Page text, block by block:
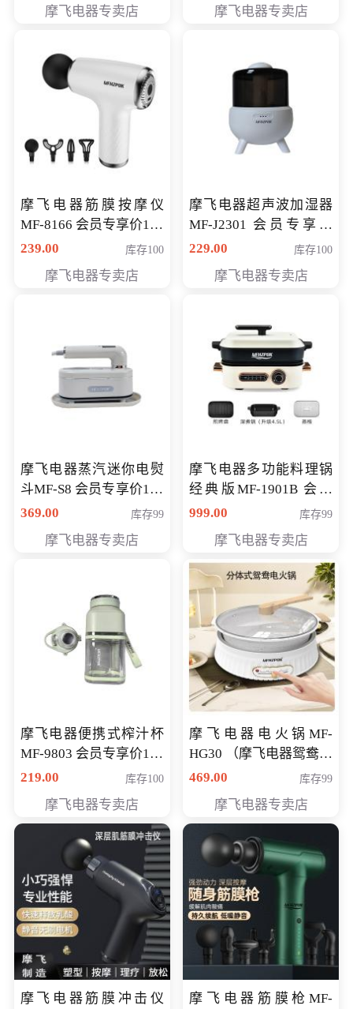
摩飞电器专卖店 摩飞电器专卖店
摩飞电器筋膜按摩仪
MF-8166 会员专享价168
元
239.00 库存100
摩飞电器专卖店
摩飞电器超声波加湿器
MF-J2301 会员专享价
168元
229.00 库存100
摩飞电器专卖店
摩飞电器蒸汽迷你电熨
斗MF-S8 会员专享价168
元
369.00 库存99
摩飞电器专卖店
摩飞电器多功能料理锅
经典版MF-1901B 会员
专享价399元
999.00 库存99
摩飞电器专卖店
摩飞电器便携式榨汁杯
MF-9803 会员专享价138
元
219.00 库存100
摩飞电器专卖店
摩飞电器电火锅MF-
HG30 （摩飞电器鸳鸯锅
MF-HG30 ） 会员专享价
469.00 库存99
摩飞电器专卖店
摩飞电器筋膜冲击仪
摩飞电器筋膜枪MF-